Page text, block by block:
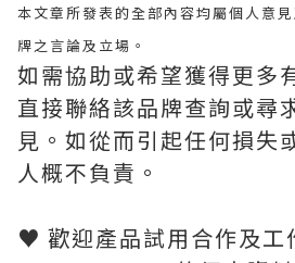
本文章所發表的全部內容均屬個人意
牌之言論及立場。
如需協助或希望獲得更多
直接聯絡該品牌查詢或尋
見。 如從而引起任何損失
人概不負責。
♥ 歡迎產品試用合作及工